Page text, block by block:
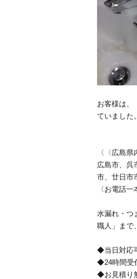
お客様は、
ていました。
〈〈広島県
広島市、呉
市、廿日市
〈お電話
水漏れ・つ
職人」まで
◆当日対応
◆24時間受
◆お見積り